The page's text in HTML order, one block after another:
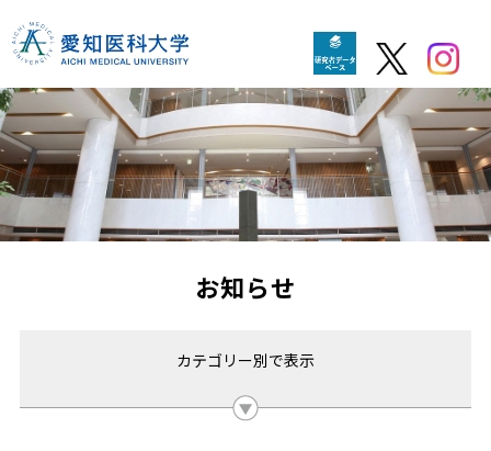
お知らせ
カテゴリー別で表示